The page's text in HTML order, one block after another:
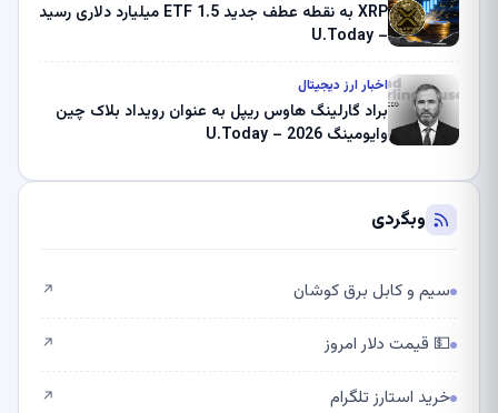
XRP به نقطه عطف جدید ETF 1.5 میلیارد دلاری رسید
– U.Today
اخبار ارز دیجیتال
براد گارلینگ هاوس ریپل به عنوان رویداد بلاک چین
وایومینگ 2026 – U.Today
وبگردی
سیم و کابل برق کوشان ↗
💵 قیمت دلار امروز ↗
خرید استارز تلگرام ↗